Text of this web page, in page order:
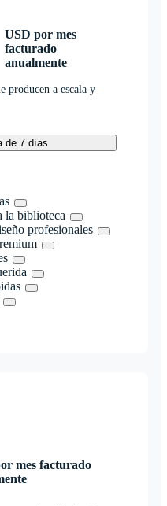
USD por mes
facturado
anualmente
producen a escala y
de 7 días
la biblioteca
profesionales
mes facturado